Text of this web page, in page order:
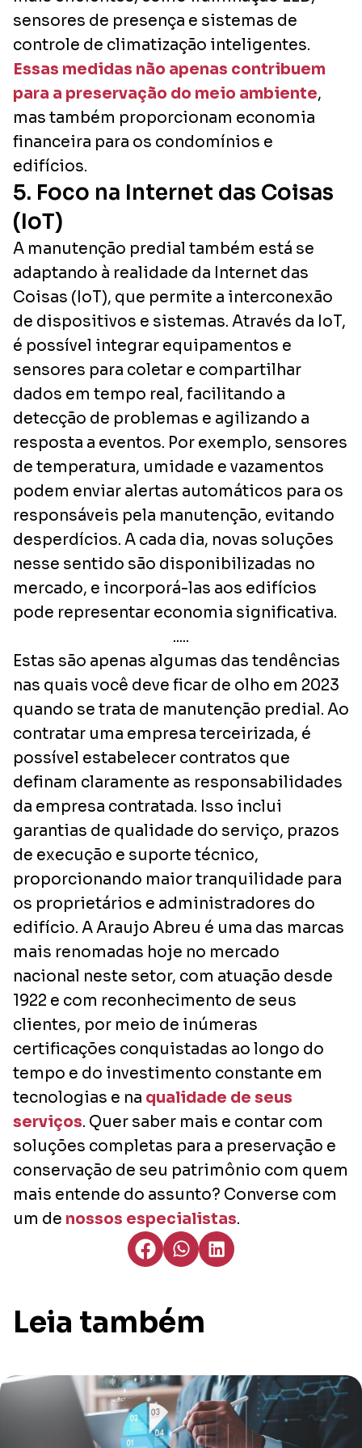
sensores de presença e sistemas de
controle de climatização inteligentes.
Essas medidas não apenas contribuem
para a preservação do meio ambiente,
mas também proporcionam economia
financeira para os condomínios e
edifícios.
5. Foco na Internet das Coisas
(IoT)
A manutenção predial também está se
adaptando à realidade da Internet das
Coisas (IoT), que permite a interconexão
de dispositivos e sistemas. Através da IoT,
é possível integrar equipamentos e
sensores para coletar e compartilhar
dados em tempo real, facilitando a
detecção de problemas e agilizando a
resposta a eventos. Por exemplo, sensores
de temperatura, umidade e vazamentos
podem enviar alertas automáticos para os
responsáveis pela manutenção, evitando
desperdícios. A cada dia, novas soluções
nesse sentido são disponibilizadas no
mercado, e incorporá-las aos edifícios
pode representar economia significativa.
.....
Estas são apenas algumas das tendências
nas quais você deve ficar de olho em 2023
quando se trata de manutenção predial. Ao
contratar uma empresa terceirizada, é
possível estabelecer contratos que
definam claramente as responsabilidades
da empresa contratada. Isso inclui
garantias de qualidade do serviço, prazos
de execução e suporte técnico,
proporcionando maior tranquilidade para
os proprietários e administradores do
edifício. A Araujo Abreu é uma das marcas
mais renomadas hoje no mercado
nacional neste setor, com atuação desde
1922 e com reconhecimento de seus
clientes, por meio de inúmeras
certificações conquistadas ao longo do
tempo e do investimento constante em
tecnologias e na qualidade de seus
serviços. Quer saber mais e contar com
soluções completas para a preservação e
conservação de seu patrimônio com quem
mais entende do assunto? Converse com
um de nossos especialistas.
Leia também